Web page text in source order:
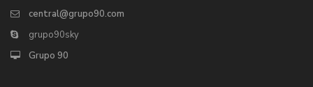
central@grupo90.com
grupo90sky
Grupo 90